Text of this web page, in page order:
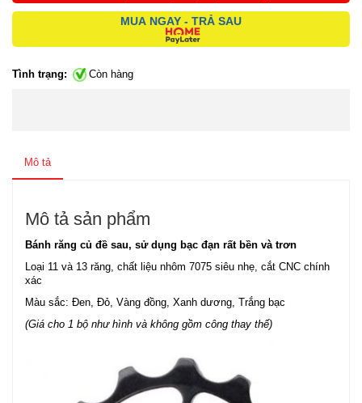
MUA NGAY - TRẢ SAU
Tình trạng: Còn hàng
Mô tả
Mô tả sản phẩm
Bánh răng củ đề sau, sử dụng bạc đạn rất bền và trơn
Loại 11 và 13 răng, chất liệu nhôm 7075 siêu nhẹ, cắt CNC chính
xác
Màu sắc: Đen, Đỏ, Vàng đồng, Xanh dương, Trắng bạc
(Giá cho 1 bộ như hình và không gồm công thay thế)